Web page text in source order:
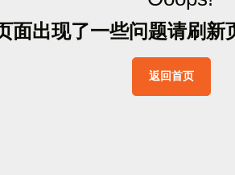
面出现了一些问题请刷新
返回首页